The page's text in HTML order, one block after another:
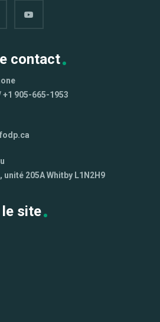
contact
+1 905-665-1953
unité 205A Whitby L1N2H9
site